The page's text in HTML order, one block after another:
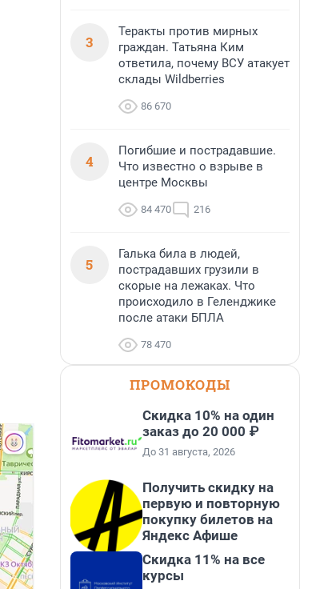
3
Теракты против мирных
граждан. Татьяна Ким
ответила, почему ВСУ атакует
склады Wildberries
86 670
4
Погибшие и пострадавшие.
Что известно о взрыве в
центре Москвы
84 470 216
5
Галька била в людей,
пострадавших грузили в
скорые на лежаках. Что
происходило в Геленджике
после атаки БПЛА
78 470
ПРОМОКОДЫ
Скидка 10% на один
заказ до 20 000 ₽
До 31 августа, 2026
Получить скидку на
первую и повторную
покупку билетов на
Яндекс Афише
Скидка 11% на все
курсы